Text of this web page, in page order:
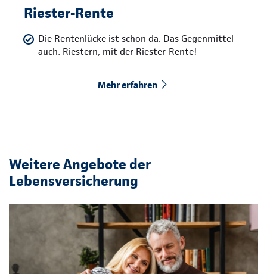
Riester-Rente
Die Rentenlücke ist schon da. Das Gegenmittel
auch: Riestern, mit der Riester-Rente!
Mehr erfahren
Weitere Angebote der
Lebensversicherung